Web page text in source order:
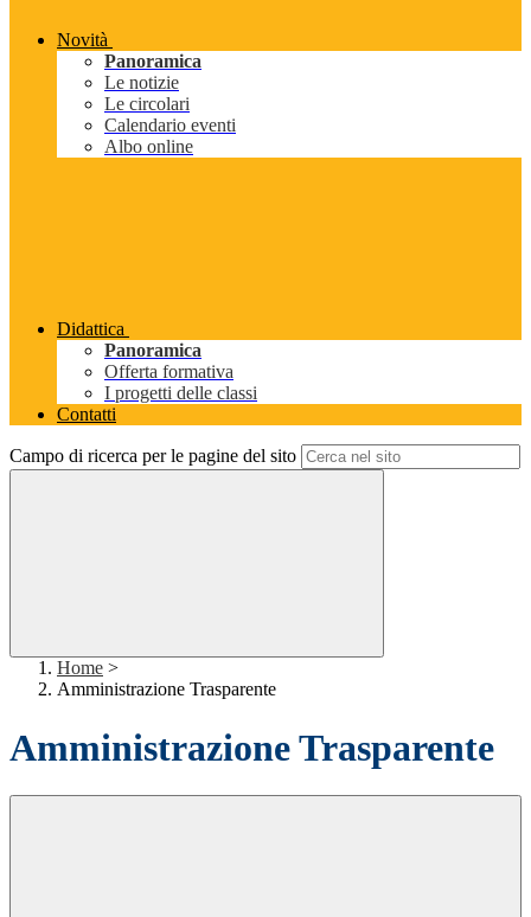
Novità
Panoramica
Le notizie
Le circolari
Calendario eventi
Albo online
Didattica
Panoramica
Offerta formativa
I progetti delle classi
Contatti
Campo di ricerca per le pagine del sito
Home >
Amministrazione Trasparente
Amministrazione Trasparente